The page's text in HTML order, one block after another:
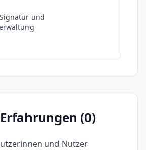
und
Erfahrungen (0)
und Nutzer